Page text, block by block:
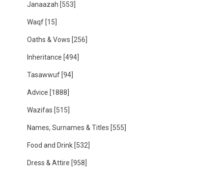
Janaazah [553]
Waqf [15]
Oaths & Vows [256]
Inheritance [494]
Tasawwuf [94]
Advice [1888]
Wazifas [515]
Names, Surnames & Titles [555]
Food and Drink [532]
Dress & Attire [958]